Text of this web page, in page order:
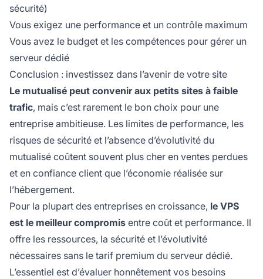
sécurité)
Vous exigez une performance et un contrôle maximum
Vous avez le budget et les compétences pour gérer un
serveur dédié
Conclusion : investissez dans l’avenir de votre site
Le mutualisé peut convenir aux petits sites à faible
trafic, mais c’est rarement le bon choix pour une
entreprise ambitieuse. Les limites de performance, les
risques de sécurité et l’absence d’évolutivité du
mutualisé coûtent souvent plus cher en ventes perdues
et en confiance client que l’économie réalisée sur
l’hébergement.
Pour la plupart des entreprises en croissance, le VPS
est le meilleur compromis entre coût et performance. Il
offre les ressources, la sécurité et l’évolutivité
nécessaires sans le tarif premium du serveur dédié.
L’essentiel est d’évaluer honnêtement vos besoins